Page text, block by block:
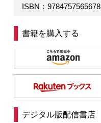
ISBN：9784757565678
書籍を購入する
デジタル版配信書店